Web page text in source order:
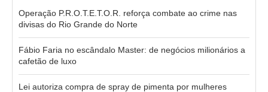
Operação P.R.O.T.E.T.O.R. reforça combate ao crime nas
divisas do Rio Grande do Norte
Fábio Faria no escândalo Master: de negócios milionários a
cafetão de luxo
Lei autoriza compra de spray de pimenta por mulheres